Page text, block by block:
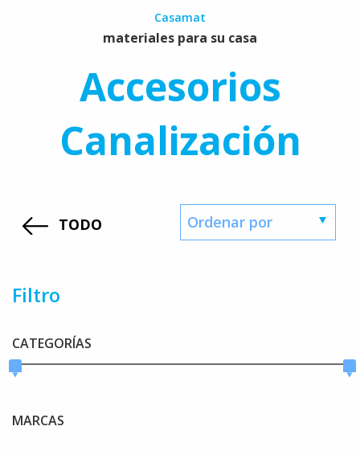
Casamat
materiales para su casa
Accesorios
Canalización
TODO
Filtro
CATEGORÍAS
MARCAS